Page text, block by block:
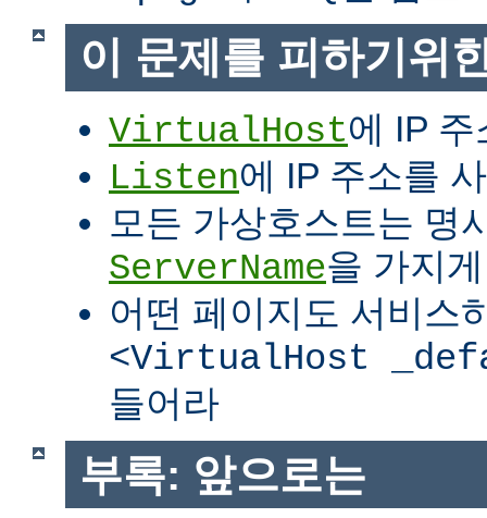
이 문제를 피하기위
VirtualHost에 IP
Listen에 IP 주소를
모든 가상호스트는 명
ServerName을 가지
어떤 페이지도 서비스
<VirtualHost
들어라
부록: 앞으로는